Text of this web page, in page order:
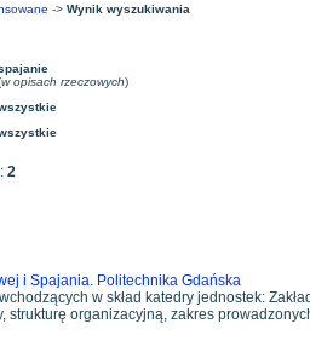
-> Wynik wyszukiwania
w opisach rzeczowych)
2
i Spajania. Politechnika Gdańska
w skład katedry jednostek:
strukturę organizacyjną, zakres